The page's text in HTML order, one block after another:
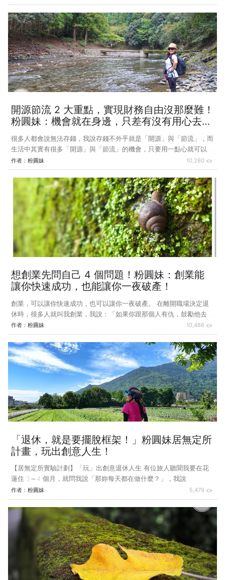
想起來，我不知該說他慧眼獨具，14 年前就看到我的特質，亦或是這
句讚美深植我心，每每為自己訂下目標時，我都會告訴自己是個會為成
功找方法、具有成功特質的人，所以在遇到困難時都能找到方法迎刃而
解。 目標可以遠大、也可以微小，但如果沒有毅力及方法，愈是微小
的目標，愈是難以達成。你的目標可以訂一個月寫二篇讀書心得、也可
以訂一週運動三次，或者每天記帳，這些都是再微小不過的目標，但卻
考驗
開源節流 2 大重點，實現財務自由沒那麼難！
粉圓妹：機會就在身邊，只差有沒有用心去
做！
很多人都會說無法存錢，我說存錢不外乎就是「開源」與「節流」，而
生活中其實有很多「開源」與「節流」的機會，只要用一點心就可以發
現。 舉個最近的例子，圖中這個背包離奇的故事，它是我投稿攝影比
賽的獎品，而且得獎通知還能追到人在西班牙的我。 去西班牙之前有
個主辦單位邀請我參加步道命名活動，但是因為時間有點緊迫，出國前
要準備的事情又很多，所以婉拒了邀約，不過我還是在臨出國前上傳了
一些照片投稿，參加步道攝影比賽，出國前我還在關注何時會公佈得獎
名單，找不到公佈得獎名單的確切日期，於是放下出國了。 結果主辦
單位用電話聯絡得獎者，一直聯絡不上，後來才發現我就是某人（投稿
名與 FB 名字
作者： 粉圓妹 10,280
想創業先問自己 4 個問題！粉圓妹：創業能
讓你快速成功，也能讓你一夜破產！
創業，可以讓你快速成功，也可以讓你一夜破產。 在離開職場決定退
休時，很多人就叫我創業，我說：「如果你跟那個人有仇，鼓勵他去創
業就對了。」，對於常被老闆苛刻、被同事欺負已久的上班族，「自己
當老闆」簡直是夢想中的工作，所以曾有一句笑話說：「忠孝東路招牌
砸下來，砸中 10 個人，有 9 個人是老闆。」 很多人夢想開一間咖啡
廳，這也是我的夢想之一，但想過開一間小咖啡廳，需要多少資本？
裝潢及生財器具 50～100 萬 房租 2～3 萬 水、電、瓦斯… 1～2 萬 人
事成本 2～3 萬 材料耗損 0.5～1 萬 進貨囤貨
作者： 粉圓妹 10,486
「退休，就是要擺脫框架！」粉圓妹居無定所
計畫，玩出創意人生！
【居無定所實驗計劃】「玩」出創意退休人生 有位旅人聽聞我要在花
蓮住 3～4 個月，就問我說「那妳每天都在做什麼？」，我說
「玩！」，她繼續問，「看妳的裝備是騎單車嗎？每天是騎固定路線
嗎？」，我說「當然不是，我每天都去不同的景點及路線，花蓮絕對沒
有如此的乏味！」 這段對話讓我想到以前有位主管自以為幽默的說
「花蓮，好山、好水、好無聊！」，我想只有不會「玩」、不懂得
「玩」的人，才會說好無聊！ 那位主管總是以「理財專家」、「退休
專家」自居，從來不正眼看我這位小職員一眼，但我心裡卻是暗笑他對
「退休生活」一點也不瞭解。 ＊試著安排「退休的一天」！ 曾經在
作者： 粉圓妹 5,479